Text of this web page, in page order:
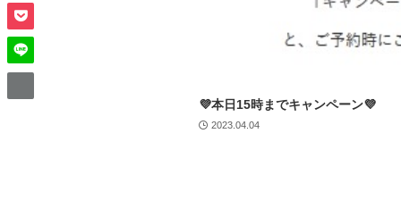
💜本日15時までキャンペーン💜
2023.04.04